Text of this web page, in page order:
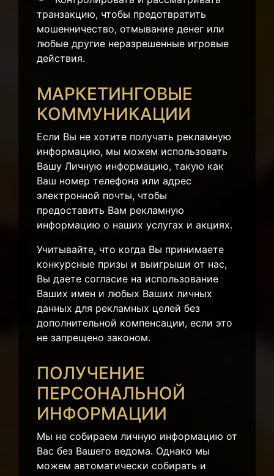
транзакцию, чтобы предотвратить
мошенничество, отмывание денег или
любые другие неразрешенные игровые
действия.
МАРКЕТИНГОВЫЕ
КОММУНИКАЦИИ
Если Вы не хотите получать рекламную
информацию, мы можем использовать
Вашу Личную информацию, такую как
Ваш номер телефона или адрес
электронной почты, чтобы
предоставить Вам рекламную
информацию о наших услугах и акциях.
Учитывайте, что когда Вы принимаете
конкурсные призы и выигрыши от нас,
Вы даете согласие на использование
Ваших имен и любых Ваших личных
данных для рекламных целей без
дополнительной компенсации, если это
не запрещено законом.
ПОЛУЧЕНИЕ
ПЕРСОНАЛЬНОЙ
ИНФОРМАЦИИ
Мы не собираем личную информацию от
Вас без Вашего ведома. Однако мы
можем автоматически собирать и